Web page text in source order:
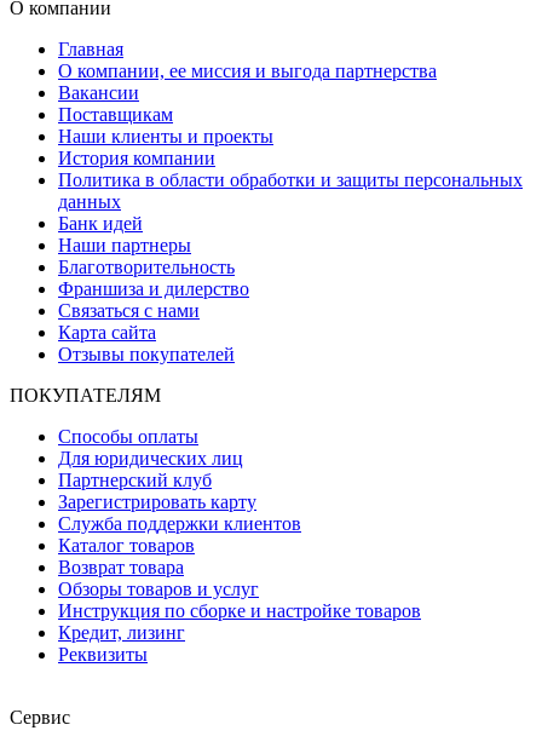
О компании
Главная
О компании, ее миссия и выгода партнерства
Вакансии
Поставщикам
Наши клиенты и проекты
История компании
Политика в области обработки и защиты персональных
данных
Банк идей
Наши партнеры
Благотворительность
Франшиза и дилерство
Связаться с нами
Карта сайта
Отзывы покупателей
ПОКУПАТЕЛЯМ
Способы оплаты
Для юридических лиц
Партнерский клуб
Зарегистрировать карту
Служба поддержки клиентов
Каталог товаров
Возврат товара
Обзоры товаров и услуг
Инструкция по сборке и настройке товаров
Кредит, лизинг
Реквизиты
Сервис